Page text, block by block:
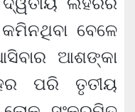
ବେଳେ
ଆଶଙ୍କା
ପରି ତୃତୀୟ